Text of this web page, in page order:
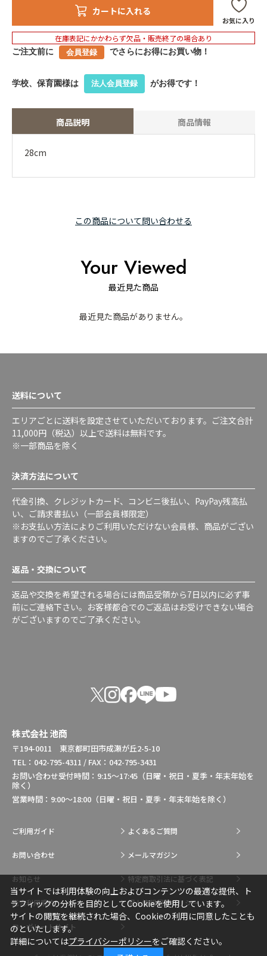
カートに入れる
お気に入り
在庫表記にかかわらず欠品・販売終了の場合あり
ご注文前に 会員登録 でさらにお得にお買い物！
学校、保育園様は 法人会員登録 がお得です！
商品説明 商品情報
28cm
この商品について問い合わせる
Your Viewed
最近見た商品
最近見た商品がありません。
送料について
エリアごとに送料を設定させていただいております。ご注文合計
11,000円（税込）以上で送料は無料です。
※一部商品を除く
決済方法について
代金引換、クレジットカード、コンビニ後払い、PayPay残高払
い、ご請求書払い（一部会員様限定）
※お支払い方法によりご利用いただけない会員様、商品がござい
ますのでご了承ください。
返品・交換について
返品や交換を希望される場合には商品受領から7日以内に必ず事
前にご連絡下さい。お客様都合でのご返品はお受けできない場合
がございますのでご了承ください。
株式会社 池商
〒194-0011 東京都町田市成瀬が丘2-5-10
TEL：042-795-4311 / FAX：042-795-3431
お問い合わせ受付時間：9:15～17:45（日曜・祝日・夏季・年末年始を
除く）
営業時間：9:00～18:00（日曜・祝日・夏季・年末年始を除く）
ご利用ガイド よくあるご質問
お問い合わせ メールマガジン
お知らせ 特定商取引法に基づく表記
総合利用規約 個人情報保護ポリシー
コーポレートサイト
当サイトでは利用体験の向上およびコンテンツの最適な提供、ト
ラフィックの分析を目的としてCookieを使用しています。
サイトの閲覧を継続された場合、Cookieの利用に同意したことも
のといたします。
詳細についてはプライバシーポリシーをご確認ください。